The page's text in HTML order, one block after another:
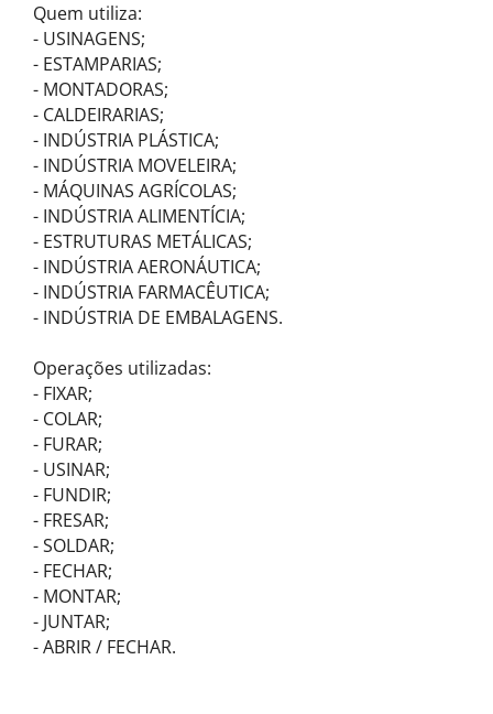
Quem utiliza:
- USINAGENS;
- ESTAMPARIAS;
- MONTADORAS;
- CALDEIRARIAS;
- INDÚSTRIA PLÁSTICA;
- INDÚSTRIA MOVELEIRA;
- MÁQUINAS AGRÍCOLAS;
- INDÚSTRIA ALIMENTÍCIA;
- ESTRUTURAS METÁLICAS;
- INDÚSTRIA AERONÁUTICA;
- INDÚSTRIA FARMACÊUTICA;
- INDÚSTRIA DE EMBALAGENS.
Operações utilizadas:
- FIXAR;
- COLAR;
- FURAR;
- USINAR;
- FUNDIR;
- FRESAR;
- SOLDAR;
- FECHAR;
- MONTAR;
- JUNTAR;
- ABRIR / FECHAR.